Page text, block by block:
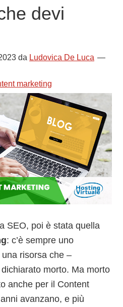
devi
da Ludovica De Luca
marketing
SEO, poi è stata quella
: c’è sempre uno
risorsa che –
morto. Ma morto
anche per il Content
avanzano, e più